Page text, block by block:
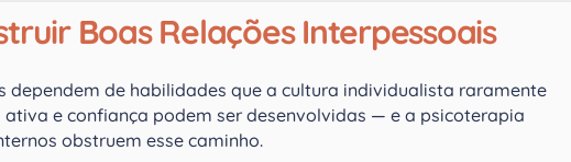
Boas Relações Interpessoais
dependem de habilidades que a cultura individualista raramente
ativa e confiança podem ser desenvolvidas — e a psicoterapia
obstruem esse caminho.